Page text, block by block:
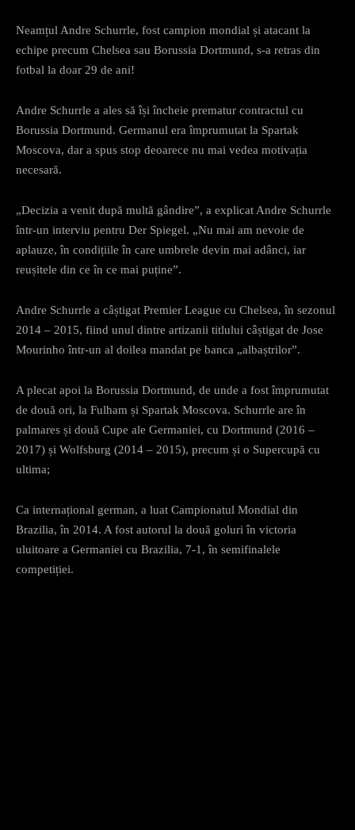
Neamțul Andre Schurrle, fost campion mondial și atacant la
echipe precum Chelsea sau Borussia Dortmund, s-a retras din
fotbal la doar 29 de ani!
Andre Schurrle a ales să își încheie prematur contractul cu
Borussia Dortmund. Germanul era împrumutat la Spartak
Moscova, dar a spus stop deoarece nu mai vedea motivația
necesară.
„Decizia a venit după multă gândire”, a explicat Andre Schurrle
într-un interviu pentru Der Spiegel. „Nu mai am nevoie de
aplauze, în condițiile în care umbrele devin mai adânci, iar
reușitele din ce în ce mai puține”.
Andre Schurrle a câștigat Premier League cu Chelsea, în sezonul
2014 – 2015, fiind unul dintre artizanii titlului câștigat de Jose
Mourinho într-un al doilea mandat pe banca „albaștrilor”.
A plecat apoi la Borussia Dortmund, de unde a fost împrumutat
de două ori, la Fulham și Spartak Moscova. Schurrle are în
palmares și două Cupe ale Germaniei, cu Dortmund (2016 –
2017) și Wolfsburg (2014 – 2015), precum și o Supercupă cu
ultima;
Ca internațional german, a luat Campionatul Mondial din
Brazilia, în 2014. A fost autorul la două goluri în victoria
uluitoare a Germaniei cu Brazilia, 7-1, în semifinalele
competiției.